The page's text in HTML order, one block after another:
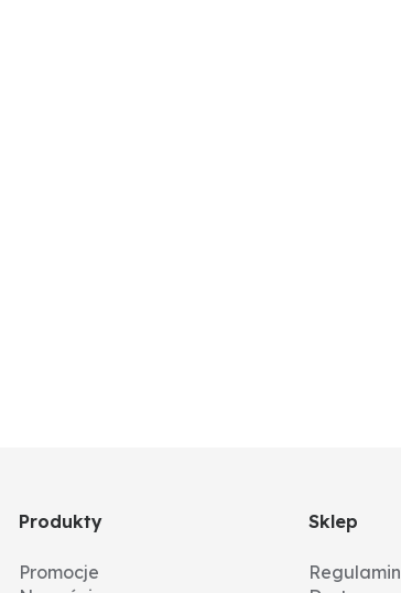
Produkty
Promocje
Sklep
Regulamin